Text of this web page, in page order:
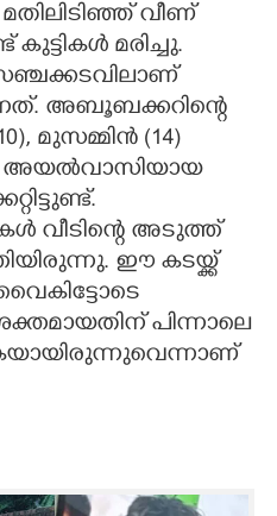
വീണ്
മരിച്ചു.
അബൂബക്കറിന്റെ
മുസമ്മിൻ (14)​
അയൽവാസിയായ
വീടിന്റെ അടുത്ത്
ഈ കടയ്ക്ക്
പിന്നാലെ